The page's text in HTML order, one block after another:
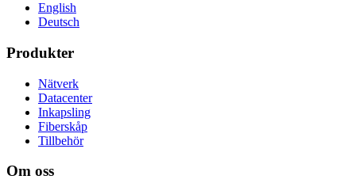
English
Deutsch
Produkter
Nätverk
Datacenter
Inkapsling
Fiberskåp
Tillbehör
Om oss